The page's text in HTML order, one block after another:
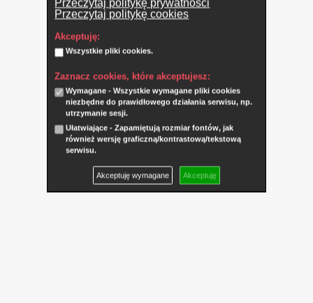
Przeczytaj politykę prywatności
Przeczytaj politykę cookies
Akceptuję:
Wszystkie pliki cookies.
Zaznacz cookies, które akceptujesz:
Wymagane - Wszystkie wymagane pliki cookies
niezbędne do prawidłowego działania serwisu, np.
utrzymanie sesji.
Ułatwiające - Zapamiętują rozmiar fontów, jak
również wersję graficzną/kontrastową/tekstową
serwisu.
Akceptuję wymagane Akceptuję